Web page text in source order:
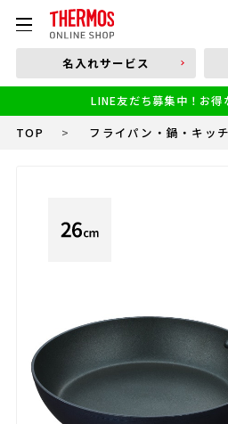
部品購入はこ
本体品番やキーワードを入力
食洗機対応 新製品
小学生 低・中学年向け水筒
小
名入れサービス
LINE友だち募集中！お得
TOP > フライパン・鍋・キッ